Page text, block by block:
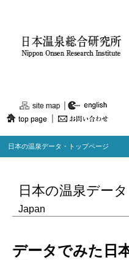
日本の温泉データ・トップページ
日本の温泉デー
Japan
データでみた日